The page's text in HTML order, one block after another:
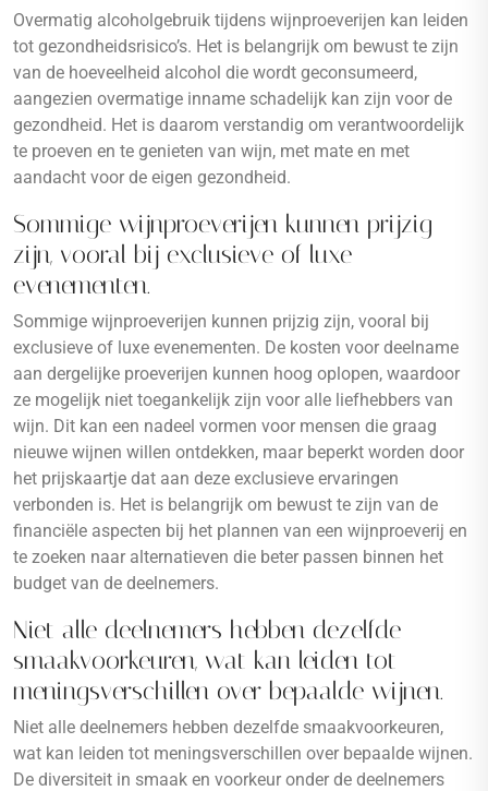
Overmatig alcoholgebruik tijdens wijnproeverijen kan leiden
tot gezondheidsrisico’s. Het is belangrijk om bewust te zijn
van de hoeveelheid alcohol die wordt geconsumeerd,
aangezien overmatige inname schadelijk kan zijn voor de
gezondheid. Het is daarom verstandig om verantwoordelijk
te proeven en te genieten van wijn, met mate en met
aandacht voor de eigen gezondheid.
Sommige wijnproeverijen kunnen prijzig
zijn, vooral bij exclusieve of luxe
evenementen.
Sommige wijnproeverijen kunnen prijzig zijn, vooral bij
exclusieve of luxe evenementen. De kosten voor deelname
aan dergelijke proeverijen kunnen hoog oplopen, waardoor
ze mogelijk niet toegankelijk zijn voor alle liefhebbers van
wijn. Dit kan een nadeel vormen voor mensen die graag
nieuwe wijnen willen ontdekken, maar beperkt worden door
het prijskaartje dat aan deze exclusieve ervaringen
verbonden is. Het is belangrijk om bewust te zijn van de
financiële aspecten bij het plannen van een wijnproeverij en
te zoeken naar alternatieven die beter passen binnen het
budget van de deelnemers.
Niet alle deelnemers hebben dezelfde
smaakvoorkeuren, wat kan leiden tot
meningsverschillen over bepaalde wijnen.
Niet alle deelnemers hebben dezelfde smaakvoorkeuren,
wat kan leiden tot meningsverschillen over bepaalde wijnen.
De diversiteit in smaak en voorkeur onder de deelnemers